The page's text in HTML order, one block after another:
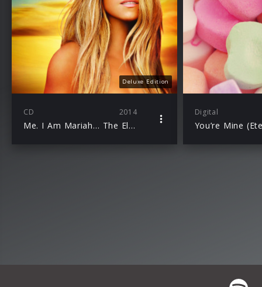
Deluxe Edition
CD 2014
Me. I Am Mariah… The Elusive Chanteuse
Digital
You’re Mine